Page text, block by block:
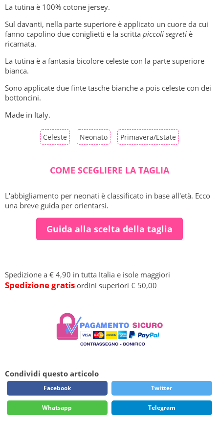
La tutina è 100% cotone jersey.
Sul davanti, nella parte superiore è applicato un cuore da cui
fanno capolino due coniglietti e la scritta piccoli segreti è
ricamata.
La tutina è a fantasia bicolore celeste con la parte superiore
bianca.
Sono applicate due finte tasche bianche a pois celeste con dei
bottoncini.
Made in Italy.
Celeste Neonato Primavera/Estate
COME SCEGLIERE LA TAGLIA
L'abbigliamento per neonati è classificato in base all'età. Ecco
una breve guida per orientarsi.
Guida alla scelta della taglia
Spedizione a € 4,90 in tutta Italia e isole maggiori
Spedizione gratis ordini superiori € 50,00
Condividi questo articolo
Facebook Twitter
Whatsapp Telegram